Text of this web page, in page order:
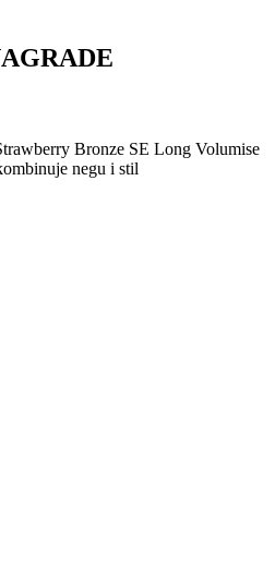
Bronze SE Long Volumise
negu i stil